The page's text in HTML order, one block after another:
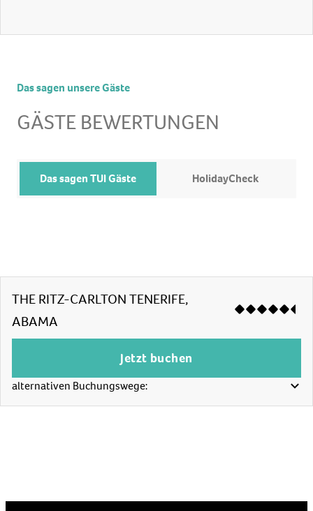
Das sagen unsere Gäste
GÄSTE BEWERTUNGEN
Das sagen TUI Gäste HolidayCheck
THE RITZ-CARLTON TENERIFE,
ABAMA
alternativen Buchungswege:
Jetzt buchen